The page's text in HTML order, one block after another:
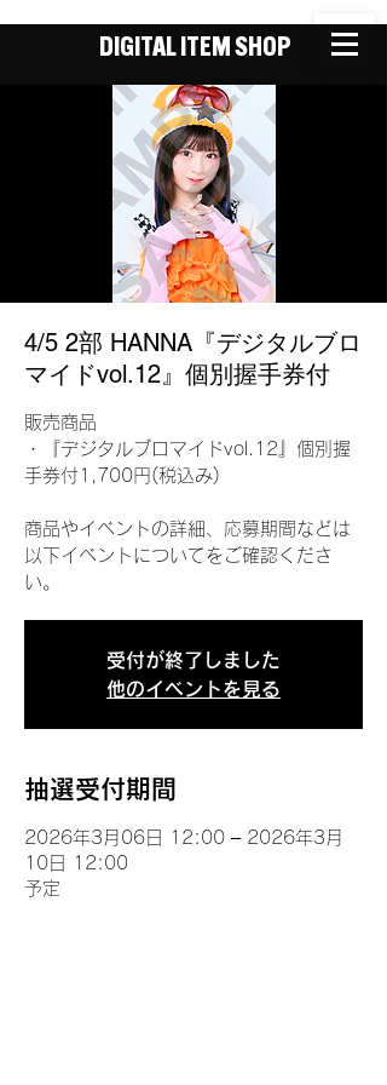
DIGITAL ITEM SHOP
4/5 2部 HANNA『デジタルブロ
マイドvol.12』個別握手券付
販売商品
・『デジタルブロマイドvol.12』個別握
手券付1,700円(税込み)
商品やイベントの詳細、応募期間などは
以下イベントについてをご確認くださ
い。
受付が終了しました
他のイベントを見る
抽選受付期間
2026年3月06日 12:00 – 2026年3月
10日 12:00
予定